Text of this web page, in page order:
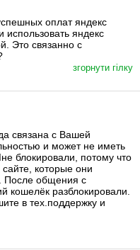
оплат яндекс
яндекс
Это связанно с
згорнути гілку
связана с Вашей
и может не иметь
блокировали, потому что
которые они
После общения с
кошелёк разблокировали.
в тех.поддержку и